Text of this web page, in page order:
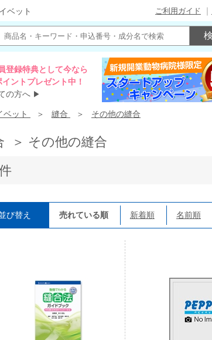
ベット ご利用ガイド
登録特典として今なら
ントプレゼント中！
の方へ ▶
ベット 縫合 その他の縫合
＞ その他の縫合
び替え 売れている順 新着順 名前順